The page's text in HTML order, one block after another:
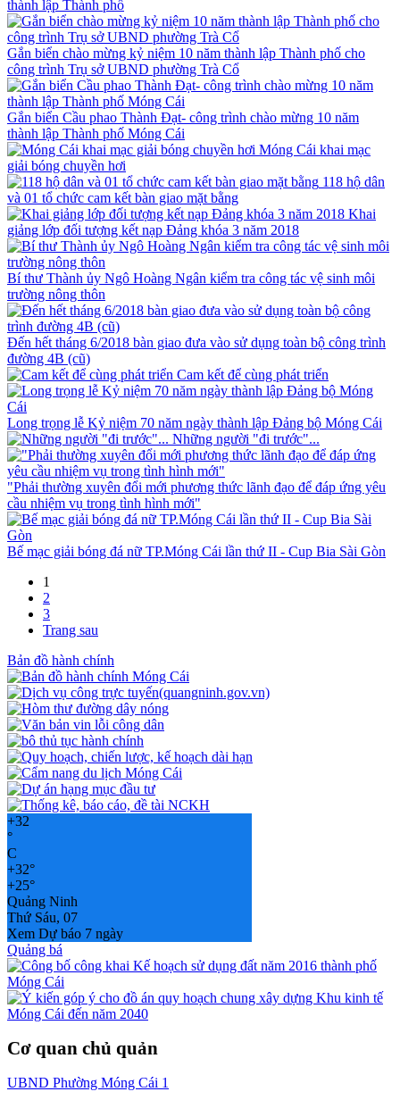
thành lập Thành phố
Gắn biển chào mừng kỷ niệm 10 năm thành lập Thành phố cho
công trình Trụ sở UBND phường Trà Cổ
Gắn biển Cầu phao Thành Đạt- công trình chào mừng 10 năm
thành lập Thành phố Móng Cái
Móng Cái khai mạc
giải bóng chuyền hơi
118 hộ dân
và 01 tổ chức cam kết bàn giao mặt bằng
Khai
giảng lớp đối tượng kết nạp Đảng khóa 3 năm 2018
Bí thư Thành ủy Ngô Hoàng Ngân kiểm tra công tác vệ sinh môi
trường nông thôn
Đến hết tháng 6/2018 bàn giao đưa vào sử dụng toàn bộ công trình
đường 4B (cũ)
Cam kết để cùng phát triển
Long trọng lễ Kỷ niệm 70 năm ngày thành lập Đảng bộ Móng Cái
Những người "đi trước"...
"Phải thường xuyên đổi mới phương thức lãnh đạo để đáp ứng yêu
cầu nhiệm vụ trong tình hình mới"
Bế mạc giải bóng đá nữ TP.Móng Cái lần thứ II - Cup Bia Sài Gòn
1
2
3
Trang sau
Bản đồ hành chính
+32
°
C
+32°
+25°
Quảng Ninh
Thứ Sáu, 07
Xem Dự báo 7 ngày
Quảng bá
Cơ quan chủ quản
UBND Phường Móng Cái 1